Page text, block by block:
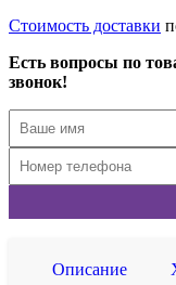
Стоимость доставки
Есть вопросы по
звонок!
Описание